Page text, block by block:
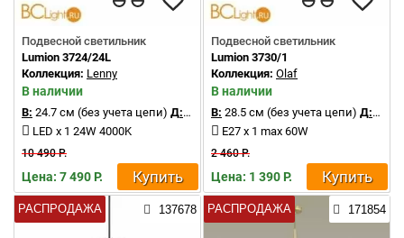
Подвесной светильник
Lumion 3724/24L
Коллекция: Lenny
В наличии
В: 24.7 см (без учета цепи) Д:32 см
LED x 1 24W 4000K
10 490 Р.
Цена: 7 490 Р. Купить
Подвесной светильник
Lumion 3730/1
Коллекция: Olaf
В наличии
В: 28.5 см (без учета цепи) Д:15.5
E27 x 1 max 60W
2 460 Р.
Цена: 1 390 Р. Купить
РАСПРОДАЖА 137678 РАСПРОДАЖА 171854